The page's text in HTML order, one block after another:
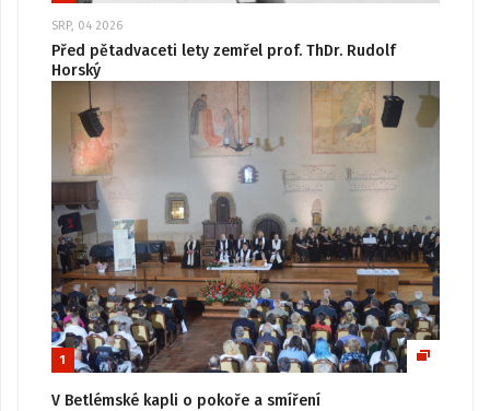
SRP, 04 2026
Před pětadvaceti lety zemřel prof. ThDr. Rudolf
Horský
1
V Betlémské kapli o pokoře a smíření